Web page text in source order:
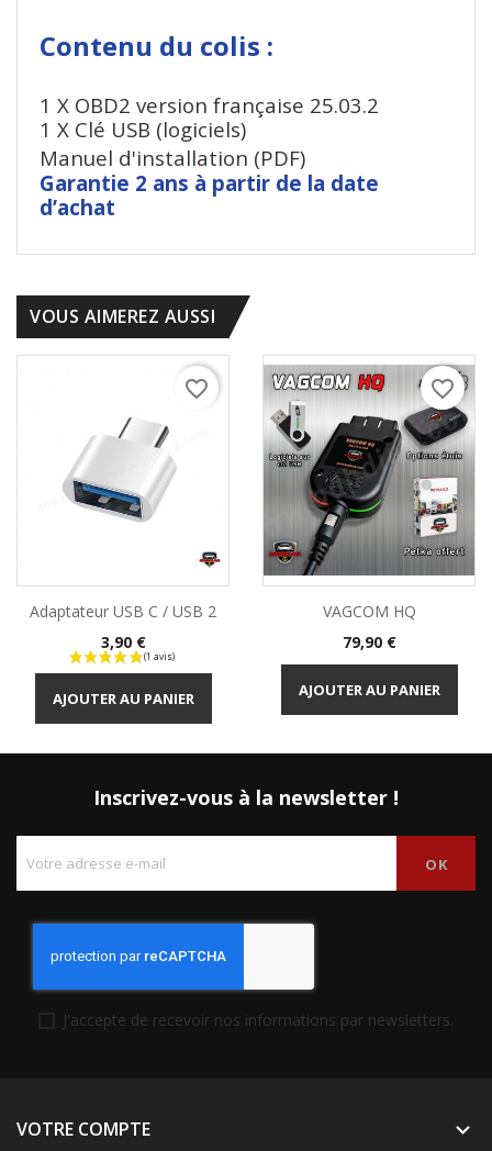
Contenu du colis :
1 X OBD2 version française 25.03.2
1 X Clé USB (logiciels)
Manuel d'installation (PDF)
Garantie 2 ans à partir de la date
d’achat
VOUS AIMEREZ AUSSI
Adaptateur USB C / USB 2
Prix
3,90 €
AJOUTER AU PANIER
favorite_border
VAGCOM HQ
Prix
79,90 €
AJOUTER AU PANIER
favorite_border
Inscrivez-vous à la newsletter !
J'accepte de recevoir nos informations par newsletters.
VOTRE COMPTE 